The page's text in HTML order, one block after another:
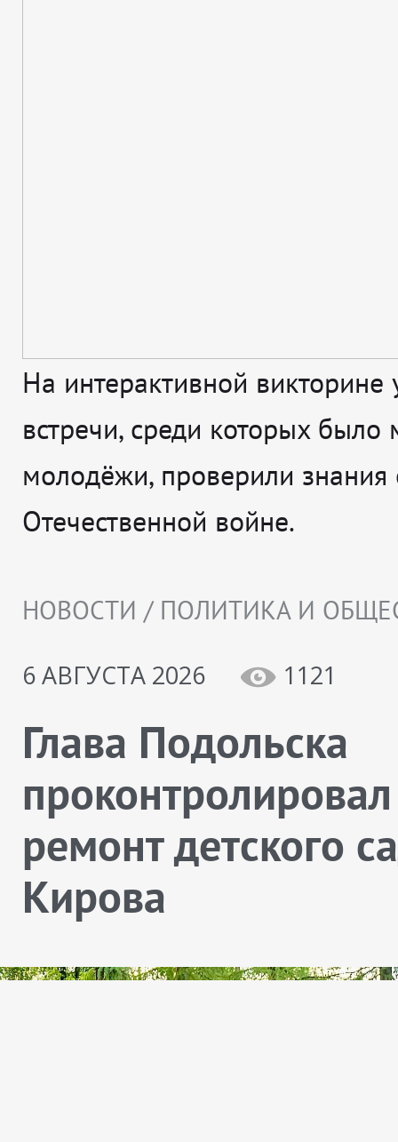
На интерактивной викторине
встречи, среди которых было
молодёжи, проверили знания
Отечественной войне.
НОВОСТИ / ПОЛИТИКА И
6 АВГУСТА 2026
1121
Глава Подольска
проконтролировал
ремонт детского
Кирова